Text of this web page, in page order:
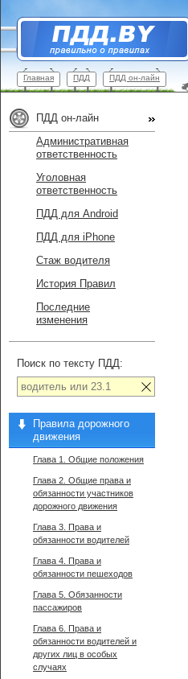
Главная ПДД ПДД он-лайн
ПДД он-лайн
Административная
ответственность
Уголовная
ответственность
ПДД для Android
ПДД для iPhone
Стаж водителя
История Правил
Последние
изменения
Поиск по тексту ПДД:
Правила дорожного
движения
Глава 1. Общие положения
Глава 2. Общие права и
обязанности участников
дорожного движения
Глава 3. Права и
обязанности водителей
Глава 4. Права и
обязанности пешеходов
Глава 5. Обязанности
пассажиров
Глава 6. Права и
обязанности водителей и
других лиц в особых
случаях